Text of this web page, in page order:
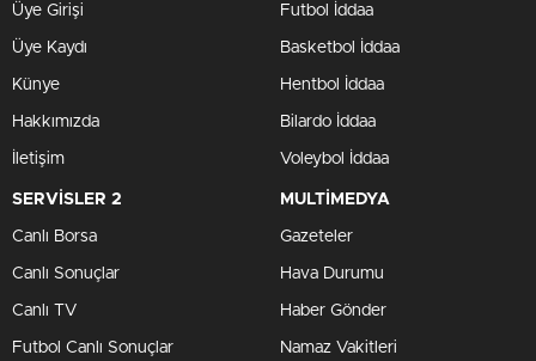
Üye Girişi
Üye Kaydı
Künye
Hakkımızda
İletişim
Futbol İddaa
Basketbol İddaa
Hentbol İddaa
Bilardo İddaa
Voleybol İddaa
SERVİSLER 2
Canlı Borsa
Canlı Sonuçlar
Canlı TV
Futbol Canlı Sonuçlar
MULTİMEDYA
Gazeteler
Hava Durumu
Haber Gönder
Namaz Vakitleri